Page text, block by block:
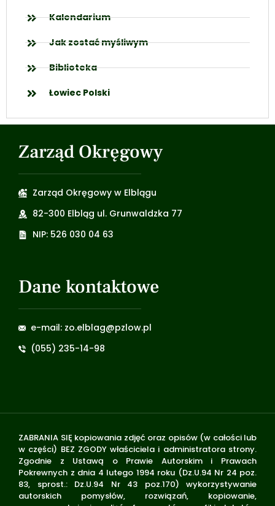
Kalendarium
Jak zostać myśliwym
Biblioteka
Łowiec Polski
Zarząd Okręgowy
Zarząd Okręgowy w Elblągu
82-300 Elbląg ul. Grunwaldzka 77
NIP: 526 030 04 63
Dane kontaktowe
e-mail: zo.elblag@pzlow.pl
(055) 235-14-98
ZABRANIA SIĘ kopiowania zdjęć oraz opisów (w całości lub
w części) BEZ ZGODY właściciela i administratora strony.
Zgodnie z Ustawą o Prawie Autorskim i Prawach
Pokrewnych z dnia 4 lutego 1994 roku (Dz.U.94 Nr 24 poz.
83, sprost.: Dz.U.94 Nr 43 poz.170) wykorzystywanie
autorskich pomysłów, rozwiązań, kopiowanie,